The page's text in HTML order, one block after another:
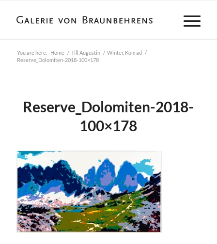
You are here: Home / Till Augustin / Winter, Konrad /
Reserve_Dolomiten-2018-100×178
Reserve_Dolomiten-2018-
100×178